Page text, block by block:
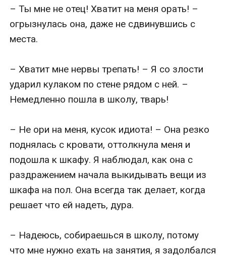
Однако у него есть слабость – девушка, которая
для него важнее всего. Она – единственное, что
способно пробудить в нем чувства. Он готов
хватит ли этого, чтобы искупить его поступки?
– Ты мне не отец! Хватит на меня орать! –
огрызнулась она, даже не сдвинувшись с
места.
– Хватит мне нервы трепать! – Я со злости
ударил кулаком по стене рядом с ней. –
Немедленно пошла в школу, тварь!
– Не ори на меня, кусок идиота! – Она резко
поднялась с кровати, оттолкнула меня и
подошла к шкафу. Я наблюдал, как она с
раздражением начала выкидывать вещи из
шкафа на пол. Она всегда так делает, когда
решает что ей надеть, дура.
– Надеюсь, собираешься в школу, потому
что мне нужно ехать на занятия, я задолбался